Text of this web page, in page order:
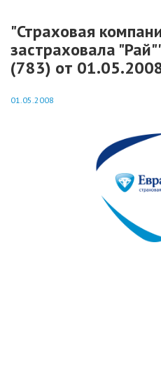
"Страховая
застраховала
(783) от
01.05.2008